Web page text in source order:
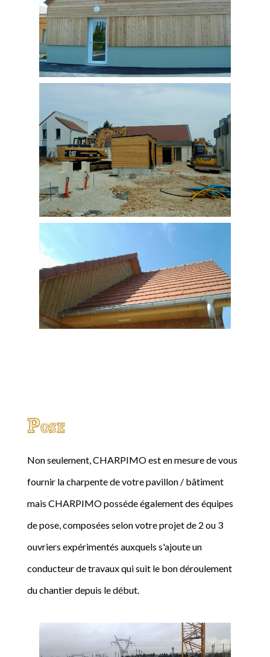
Pose
Non seulement, CHARPIMO est en mesure de vous
fournir la charpente de votre pavillon / bâtiment
mais CHARPIMO posséde également des équipes
de pose, composées selon votre projet de 2 ou 3
ouvriers expérimentés auxquels s'ajoute un
conducteur de travaux qui suit le bon déroulement
du chantier depuis le début.